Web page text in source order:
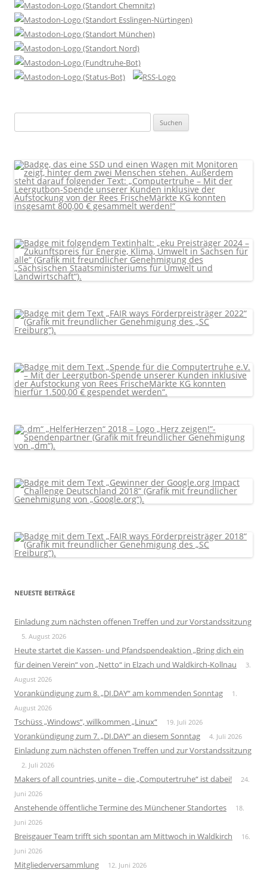
nach:
NEUESTE BEITRÄGE
Einladung zum nächsten offenen Treffen und zur Vorstandssitzung
5. August 2026
Heute startet die Kassen- und Pfandspendeaktion „Bring dich ein
für deinen Verein“ von „Netto“ in Elzach und Waldkirch-Kollnau
3.
August 2026
Vorankündigung zum 8. „DI.DAY“ am kommenden Sonntag
1.
August 2026
Tschüss „Windows“, willkommen „Linux“ 19. Juli 2026
Vorankündigung zum 7. „DI.DAY“ an diesem Sonntag 4. Juli 2026
Einladung zum nächsten offenen Treffen und zur Vorstandssitzung
2. Juli 2026
Makers of all countries, unite – die „Computertruhe“ ist dabei!
24.
Juni 2026
Anstehende öffentliche Termine des Münchener Standortes
18.
Juni 2026
Breisgauer Team trifft sich spontan am Mittwoch in Waldkirch
16.
Juni 2026
Mitgliederversammlung 12. Juni 2026